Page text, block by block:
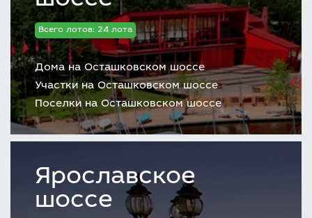
административное здание.
Вы не пожалеете, если решитеськупить дом
в КП Новая Ильичевка. Ведь здесь приятно
отдыхать, жить, принимать гостей. Агентство
недвижимости организует просмотр
понравившегося объекта и возьмет на себя
все заботы, связанные с приобретением
коттеджа.
Всего лотов: 24 лота
Дома на Осташковском шоссе
Участки на Осташковском шоссе
Поселки на Осташковском шоссе
Ярославское
шоссе